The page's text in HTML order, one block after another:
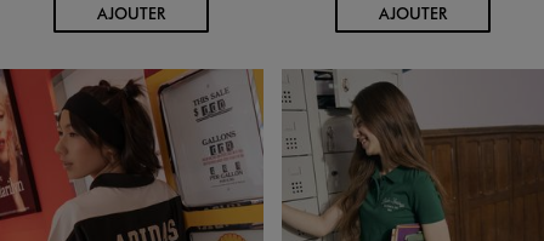
AJOUTERAU PANIER AJOUTERAU PANIER